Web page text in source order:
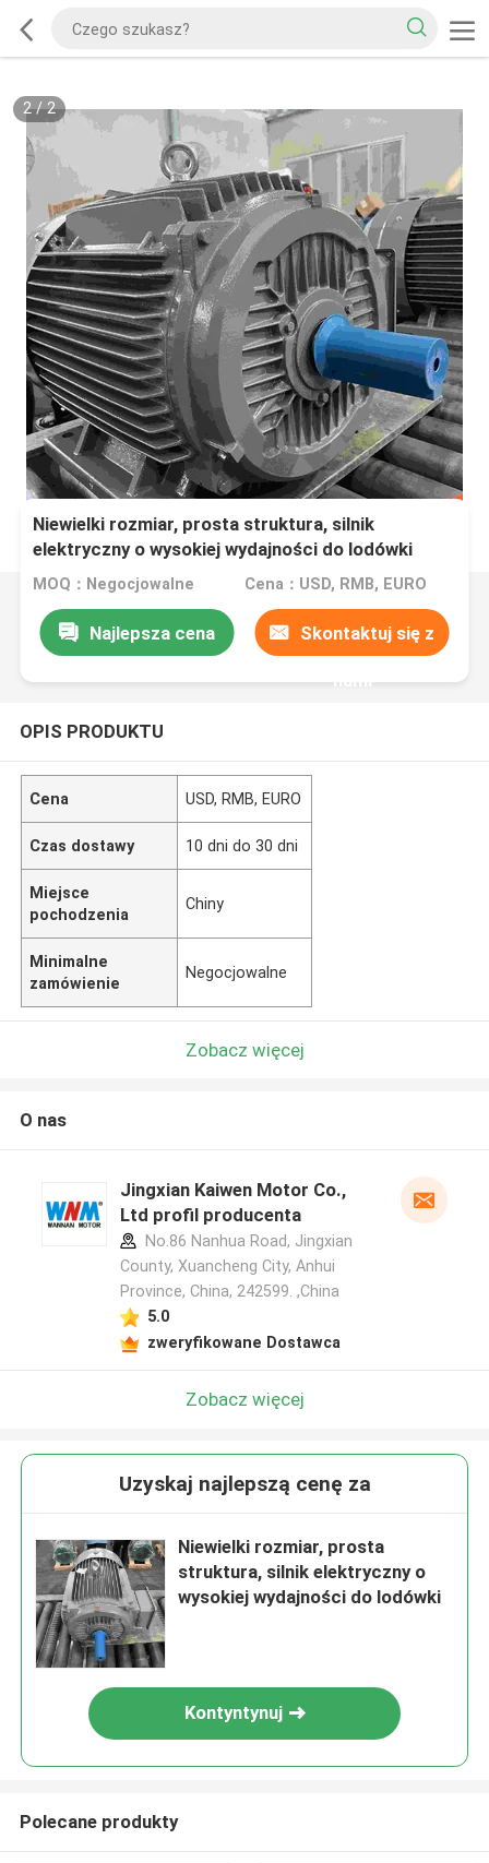
2/2
Niewielki rozmiar, prosta struktura, silnik
elektryczny o wysokiej wydajności do lodówki
MOQ：Negocjowalne Cena：USD, RMB, EURO
Najlepsza cena Skontaktuj się z
nami
OPIS PRODUKTU
Cena USD, RMB, EURO
Czas dostawy 10 dni do 30 dni
Miejsce
pochodzenia
Chiny
Minimalne
zamówienie
Negocjowalne
Zobacz więcej
O nas
Jingxian Kaiwen Motor Co.,
Ltd profil producenta
No.86 Nanhua Road, Jingxian
County, Xuancheng City, Anhui
Province, China, 242599. ,China
5.0
zweryfikowane Dostawca
Zobacz więcej
Uzyskaj najlepszą cenę za
Niewielki rozmiar, prosta
struktura, silnik elektryczny o
wysokiej wydajności do lodówki
Kontyntynuj
Polecane produkty